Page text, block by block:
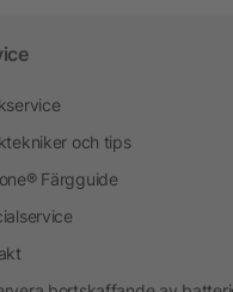
och tips
Färgguide